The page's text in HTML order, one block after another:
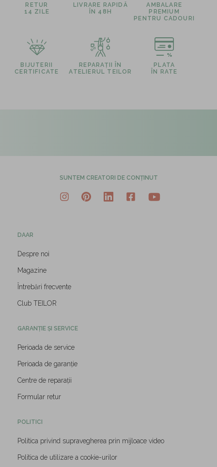
RETUR
14 ZILE
LIVRARE RAPIDĂ
ÎN 48H
AMBALARE
PREMIUM
PENTRU CADOURI
BIJUTERII
CERTIFICATE
REPARAȚII ÎN
ATELIERUL TEILOR
PLATA
ÎN RATE
SUNTEM CREATORI DE CONȚINUT
DAAR
Despre noi
Magazine
Întrebări frecvente
Club TEILOR
GARANȚIE ȘI SERVICE
Perioada de service
Perioada de garanție
Centre de reparații
Formular retur
POLITICI
Politica privind supravegherea prin mijloace video
Politica de utilizare a cookie-urilor